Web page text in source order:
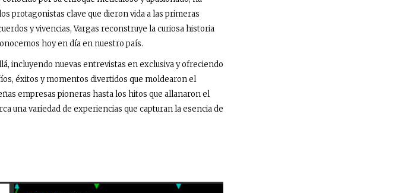
protagonistas clave que dieron vida a las primeras
y vivencias, Vargas reconstruye la curiosa historia
hoy en día en nuestro país.
incluyendo nuevas entrevistas en exclusiva y ofreciendo
éxitos y momentos divertidos que moldearon el
empresas pioneras hasta los hitos que allanaron el
una variedad de experiencias que capturan la esencia de